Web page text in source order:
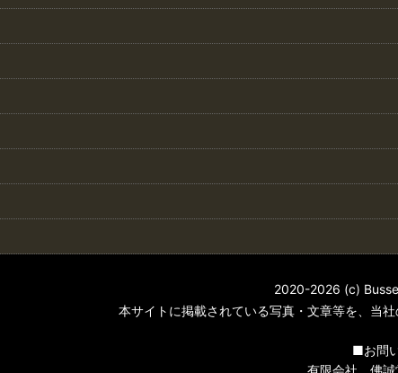
2020-2026 (c)
本サイトに掲載されている写真・文章等を、当
■お問